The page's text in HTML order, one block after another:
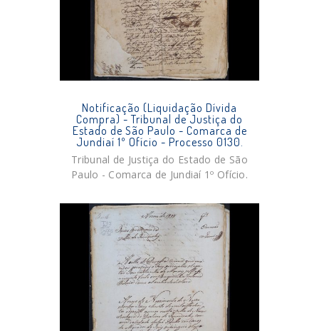
Notificação (Liquidação Dívida
Compra) - Tribunal de Justiça do
Estado de São Paulo - Comarca de
Jundiaí 1º Ofício - Processo 0130.
Tribunal de Justiça do Estado de São
Paulo - Comarca de Jundiaí 1º Ofício.